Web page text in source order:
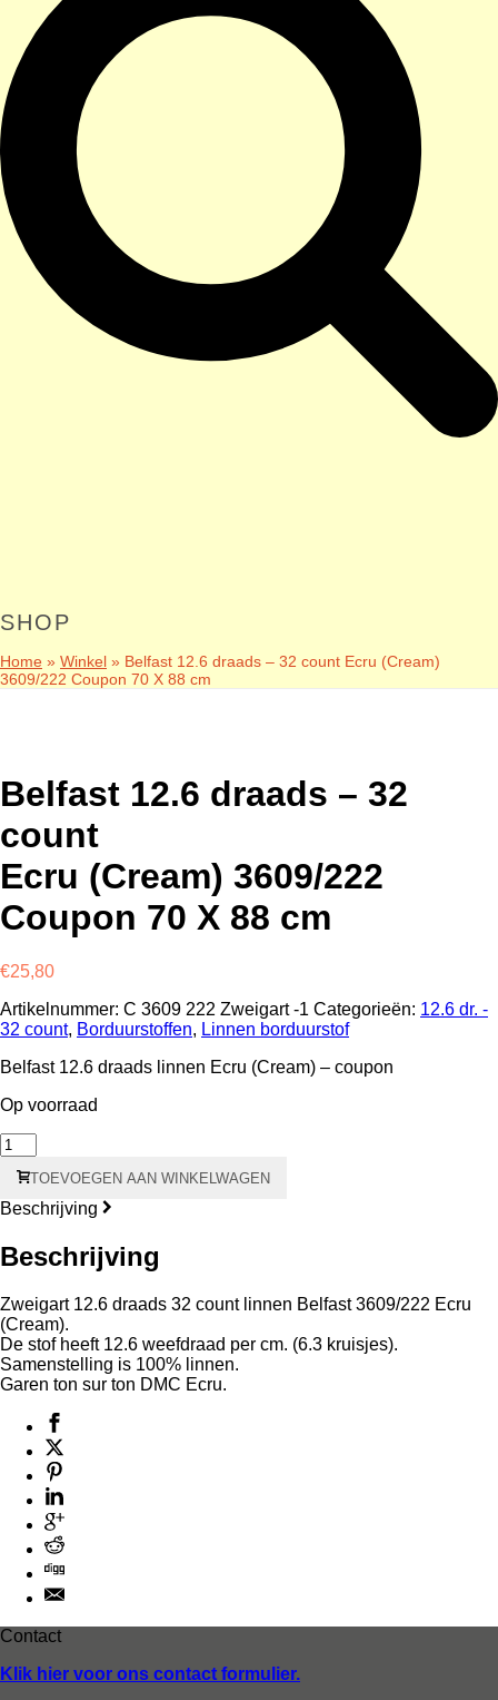
SHOP
Home » Winkel » Belfast 12.6 draads – 32 count Ecru (Cream)
3609/222 Coupon 70 X 88 cm
Belfast 12.6 draads – 32
count
Ecru (Cream) 3609/222
Coupon 70 X 88 cm
€25,80
Artikelnummer: C 3609 222 Zweigart -1 Categorieën: 12.6 dr. -
32 count, Borduurstoffen, Linnen borduurstof
Belfast 12.6 draads linnen Ecru (Cream) – coupon
Op voorraad
Belfast
12.6
draads
–
Ecru
3609/222
Coupon
70
X
88
aantal
TOEVOEGEN AAN WINKELWAGEN
Beschrijving
Beschrijving
Zweigart 12.6 draads 32 count linnen Belfast 3609/222 Ecru
(Cream).
De stof heeft 12.6 weefdraad per cm. (6.3 kruisjes).
Samenstelling is 100% linnen.
Garen ton sur ton DMC Ecru.
Contact
Klik hier voor ons contact formulier.